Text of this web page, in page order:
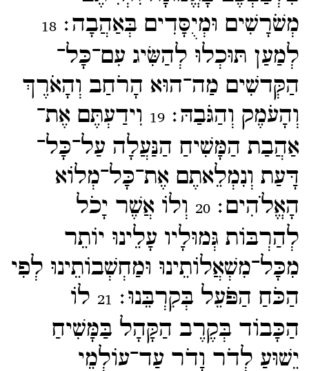
מְשֹׁרָשִׁים וּמְיֻסָּדִים בְּאַהֲבָה׃18
לְמַעַן תּוּכְלוּ לְהַשִּׂיג עִם־​כָּל־​
הַקְּדשִׁים מַה־​הוּא הָרֹחַב וְהָאֹרֶךְ
וְהָעֹמֶק וְהַגֹּבַהּ׃19 וִידַעְתֶּם אֶת־​
אַהֲבַת הַמָּשִׁיחַ הַנַּעֲלָה עַל־​כָּל־​
דָּעַת וְנִמְלֵאתֶם אֶת־​כָּל־​מְלוֹא
הָאֱלֹהִים׃20 וְלוֹ אֲשֶׁר יָכֹל
לְהַרְבּוֹת גְּמוּלָיו עָלֵינוּ יוֹתֵר
מִכָּל־​מִשְׁאֲלוֹתֵינוּ וּמַחְשְׁבוֹתֵינוּ לְפִי
הַכֹּחַ הַפֹּעֵל בְּקִרְבֵּנוּ׃ 21 לוֹ
הַכָּבוֹד בְּקֶרֶב הַקָּהָל בַּמָּשִׁיחַ
יֵשׁוּעַ לְדֹר וָדֹר עַד־​עוֹלְמֵי